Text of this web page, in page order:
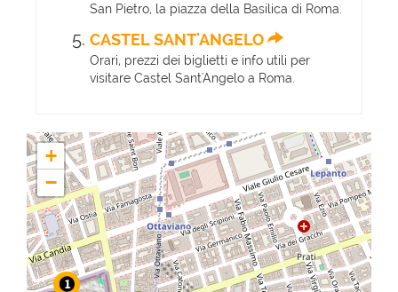
San Pietro, la piazza della Basilica di Roma.
CASTEL SANT'ANGELO
Orari, prezzi dei biglietti e info utili per
visitare Castel Sant'Angelo a Roma.
+
−